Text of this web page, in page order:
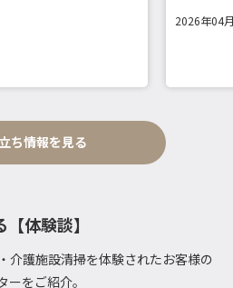
2026年04
ち情報を見る
体験談】
介護施設清掃を体験されたお客様の
ーをご紹介。